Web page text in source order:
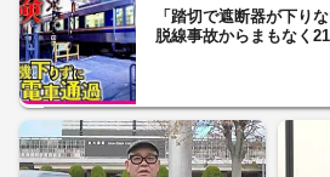
「踏切で遮断器が下り
脱線事故からまもなく